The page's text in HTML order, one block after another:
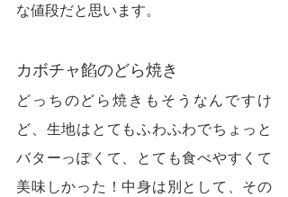
な値段だと思います。
カボチャ餡のどら焼き
どっちのどら焼きもそうなんですけ
ど、生地はとてもふわふわでちょっと
バターっぽくて、とても食べやすくて
美味しかった！中身は別として、その